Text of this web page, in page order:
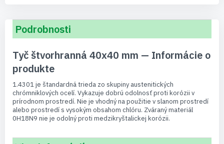
Podrobnosti
Tyč štvorhranná 40x40 mm — Informácie o
produkte
1.4301 je štandardná trieda zo skupiny austenitických
chrómniklových ocelí. Vykazuje dobrú odolnosť proti korózii v
prírodnom prostredí. Nie je vhodný na použitie v slanom prostredí
alebo prostredí s vysokým obsahom chlóru. Zváraný materiál
0H18N9 nie je odolný proti medzikryštalickej korózii.